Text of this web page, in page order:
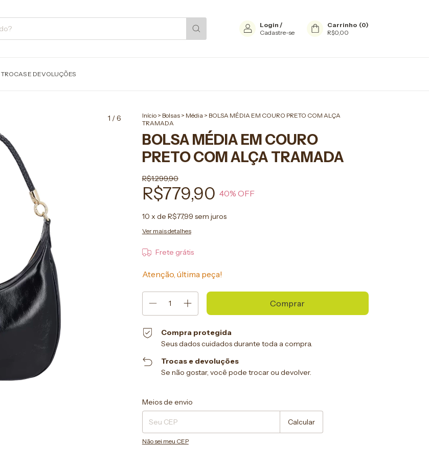
Login /
Cadastre-se
Carrinho (0)
R$0,00
TROCAS E DEVOLUÇÕES
1 /6 Início > Bolsas > Média > BOLSA MÉDIA EM COURO PRETO COM ALÇA
TRAMADA
BOLSA MÉDIA EM COURO
PRETO COM ALÇA TRAMADA
R$1.299,90
R$779,90 40% OFF
10 x de R$77,99 sem juros
Ver mais detalhes
Frete grátis
Atenção, última peça!
Compra protegida
Seus dados cuidados durante toda a compra.
Trocas e devoluções
Se não gostar, você pode trocar ou devolver.
Entregas para o CEP:
Meios de envio
Calcular
Não sei meu CEP